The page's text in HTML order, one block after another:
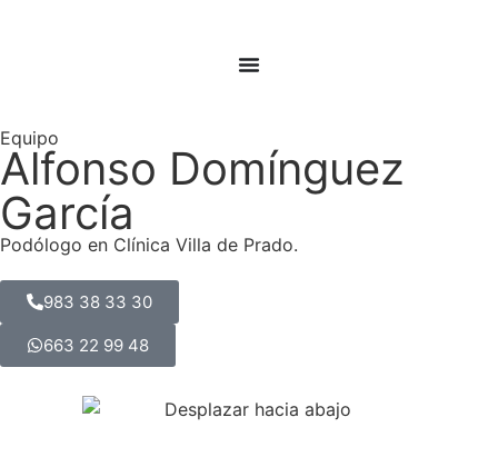
Equipo
Alfonso Domínguez
García
Podólogo en Clínica Villa de Prado.
983 38 33 30
663 22 99 48